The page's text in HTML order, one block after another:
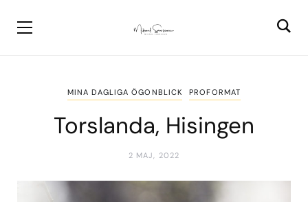
MINA DAGLIGA ÖGONBLICK PROFORMAT
Torslanda, Hisingen
2 MAJ, 2022